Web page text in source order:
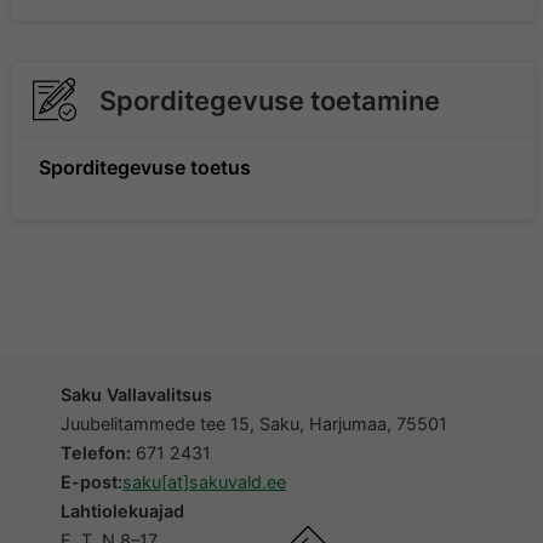
Sporditegevuse toetamine
Sporditegevuse toetus
Saku Vallavalitsus
Juubelitammede tee 15, Saku, Harjumaa, 75501
Telefon: 671 2431
E-post:saku[at]sakuvald.ee
Lahtiolekuajad